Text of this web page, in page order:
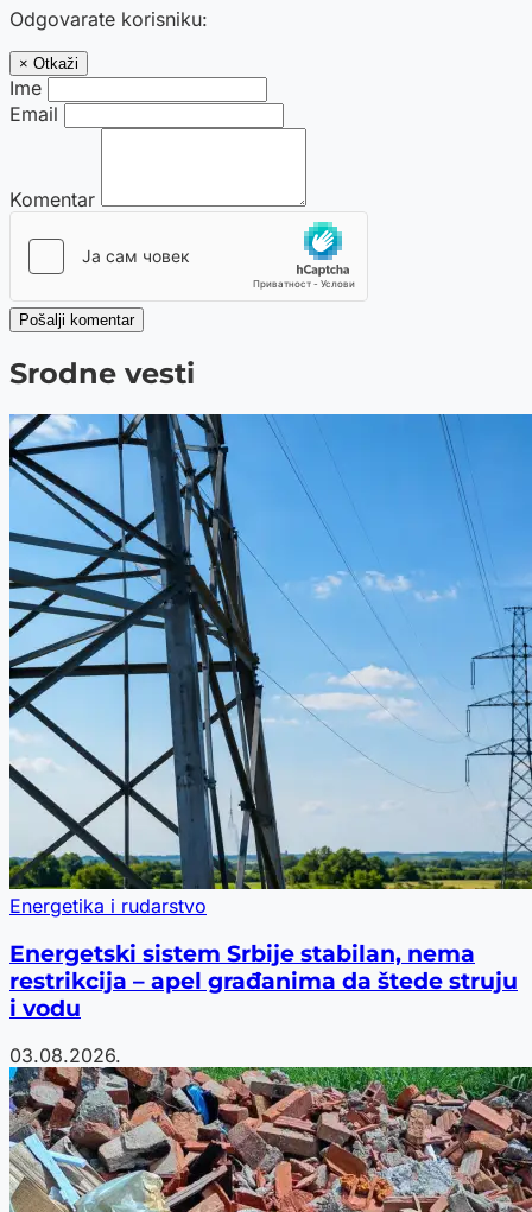
Odgovarate korisniku:
× Otkaži
Ime
Email
Komentar
Pošalji komentar
Srodne vesti
Energetika i rudarstvo
Energetski sistem Srbije stabilan, nema
restrikcija – apel građanima da štede struju
i vodu
03.08.2026.